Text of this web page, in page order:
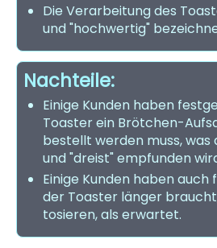
Die Verarbeitung des
und "hochwertig"
Nachteile:
Einige Kunden haben
Toaster ein Brötchen-
bestellt werden muss, was
und "dreist" empfunden
Einige Kunden haben
der Toaster länger
tosieren, als erwartet.